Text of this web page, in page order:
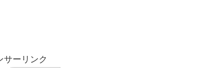
サーリンク